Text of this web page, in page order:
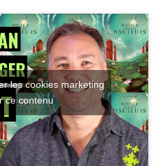
les cookies marketing
ce contenu